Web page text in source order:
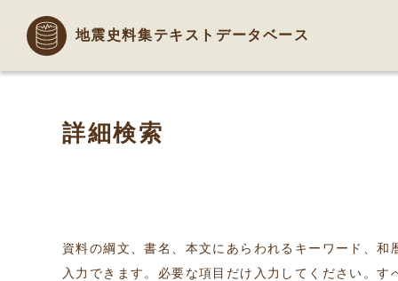
地震史料集テキストデータベース
詳細検索
資料の綱文、書名、本文にあらわれるキーワード、
入力できます。必要な項目だけ入力してください。